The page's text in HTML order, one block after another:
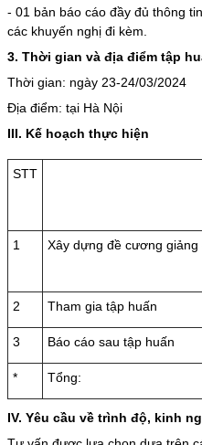
- 01 bản báo cáo đầy đủ thông
các khuyến nghị đi kèm.
3. Thời gian và địa điểm tập
Thời gian: ngày 23-24/03/2024
Địa điểm: tại Hà Nội
III. Kế hoạch thực hiện
STT
1 Xây dựng đề cương
2 Tham gia tập huấn
3 Báo cáo sau tập huấn
* Tổng:
IV. Yêu cầu về trình độ, kinh